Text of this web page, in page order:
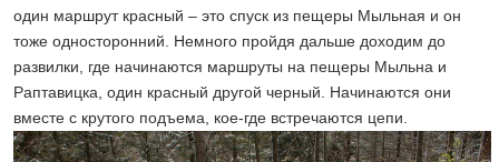
один маршрут красный – это спуск из пещеры Мыльная и он
тоже односторонний. Немного пройдя дальше доходим до
развилки, где начинаются маршруты на пещеры Мыльна и
Раптавицка, один красный другой черный. Начинаются они
вместе с крутого подъема, кое-где встречаются цепи.